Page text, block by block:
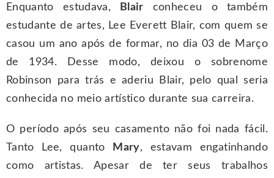
Enquanto estudava, Blair conheceu o também
estudante de artes, Lee Everett Blair, com quem se
casou um ano após de formar, no dia 03 de Março
de 1934. Desse modo, deixou o sobrenome
Robinson para trás e aderiu Blair, pelo qual seria
conhecida no meio artístico durante sua carreira.
O período após seu casamento não foi nada fácil.
Tanto Lee, quanto
Mary, estavam engatinhando
como artistas. Apesar de ter seus trabalhos